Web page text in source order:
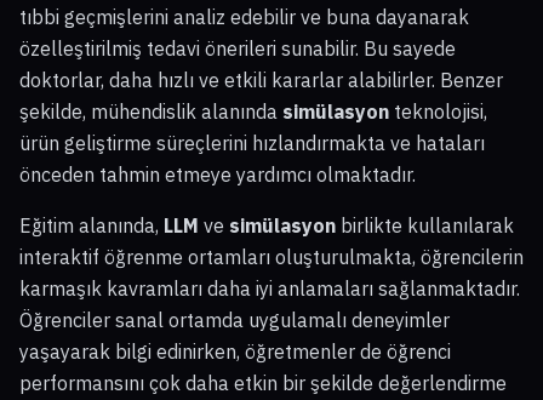
tıbbi geçmişlerini analiz edebilir ve buna dayanarak
özelleştirilmiş tedavi önerileri sunabilir. Bu sayede
doktorlar, daha hızlı ve etkili kararlar alabilirler. Benzer
şekilde, mühendislik alanında simülasyon teknolojisi,
ürün geliştirme süreçlerini hızlandırmakta ve hataları
önceden tahmin etmeye yardımcı olmaktadır.
Eğitim alanında, LLM ve simülasyon birlikte kullanılarak
interaktif öğrenme ortamları oluşturulmakta, öğrencilerin
karmaşık kavramları daha iyi anlamaları sağlanmaktadır.
Öğrenciler sanal ortamda uygulamalı deneyimler
yaşayarak bilgi edinirken, öğretmenler de öğrenci
performansını çok daha etkin bir şekilde değerlendirme